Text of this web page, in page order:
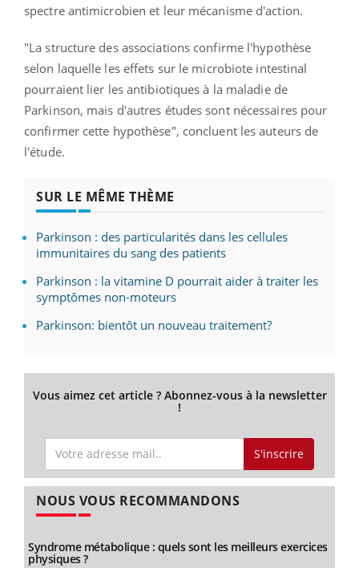
spectre antimicrobien et leur mécanisme d'action.
"La structure des associations confirme l'hypothèse
selon laquelle les effets sur le microbiote intestinal
pourraient lier les antibiotiques à la maladie de
Parkinson, mais d'autres études sont nécessaires pour
confirmer cette hypothèse", concluent les auteurs de
l'étude.
SUR LE MÊME THÈME
Parkinson : des particularités dans les cellules
immunitaires du sang des patients
Parkinson : la vitamine D pourrait aider à traiter les
symptômes non-moteurs
Parkinson: bientôt un nouveau traitement?
Vous aimez cet article ? Abonnez-vous à la newsletter
!
S'inscrire
NOUS VOUS RECOMMANDONS
Syndrome métabolique : quels sont les meilleurs exercices
physiques ?